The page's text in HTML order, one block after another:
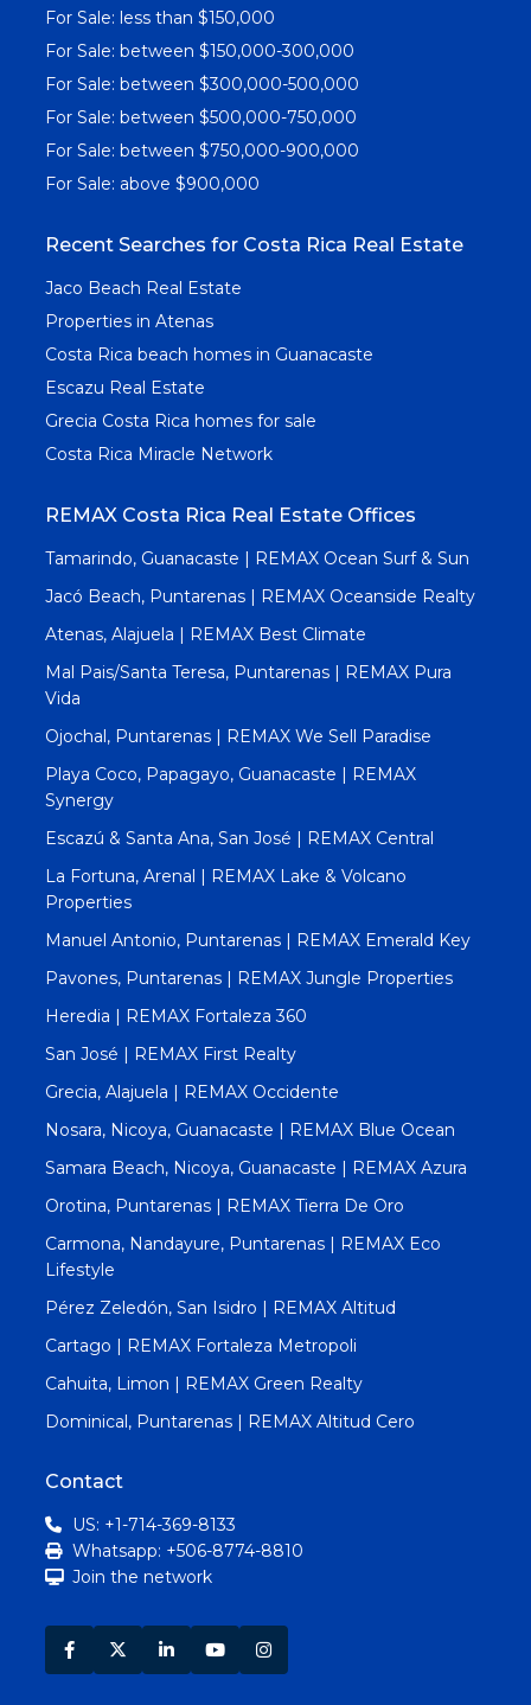
For Sale: less than $150,000
For Sale: between $150,000-300,000
For Sale: between $300,000-500,000
For Sale: between $500,000-750,000
For Sale: between $750,000-900,000
For Sale: above $900,000
Recent Searches for Costa Rica Real Estate
Jaco Beach Real Estate
Properties in Atenas
Costa Rica beach homes in Guanacaste
Escazu Real Estate
Grecia Costa Rica homes for sale
Costa Rica Miracle Network
REMAX Costa Rica Real Estate Offices
Tamarindo, Guanacaste | REMAX Ocean Surf & Sun
Jacó Beach, Puntarenas | REMAX Oceanside Realty
Atenas, Alajuela | REMAX Best Climate
Mal Pais/Santa Teresa, Puntarenas | REMAX Pura
Vida
Ojochal, Puntarenas | REMAX We Sell Paradise
Playa Coco, Papagayo, Guanacaste | REMAX
Synergy
Escazú & Santa Ana, San José | REMAX Central
La Fortuna, Arenal | REMAX Lake & Volcano
Properties
Manuel Antonio, Puntarenas | REMAX Emerald Key
Pavones, Puntarenas | REMAX Jungle Properties
Heredia | REMAX Fortaleza 360
San José | REMAX First Realty
Grecia, Alajuela | REMAX Occidente
Nosara, Nicoya, Guanacaste | REMAX Blue Ocean
Samara Beach, Nicoya, Guanacaste | REMAX Azura
Orotina, Puntarenas | REMAX Tierra De Oro
Carmona, Nandayure, Puntarenas | REMAX Eco
Lifestyle
Pérez Zeledón, San Isidro | REMAX Altitud
Cartago | REMAX Fortaleza Metropoli
Cahuita, Limon | REMAX Green Realty
Dominical, Puntarenas | REMAX Altitud Cero
Contact
US: +1-714-369-8133
Whatsapp: +506-8774-8810
Join the network